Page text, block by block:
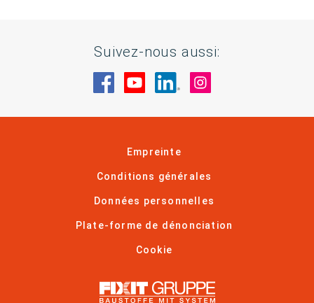
Suivez-nous aussi:
Rendez-nous visite sur Facebook
Rendez-nous visite sur
Rendez-nous visite
Empreinte
Conditions générales
Données personnelles
Plate-forme de dénonciation
Cookie